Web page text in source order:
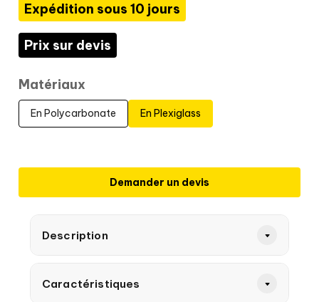
Expédition sous 10 jours
Prix sur devis
Matériaux
En Polycarbonate En Plexiglass
Demander un devis
Description
Caractéristiques